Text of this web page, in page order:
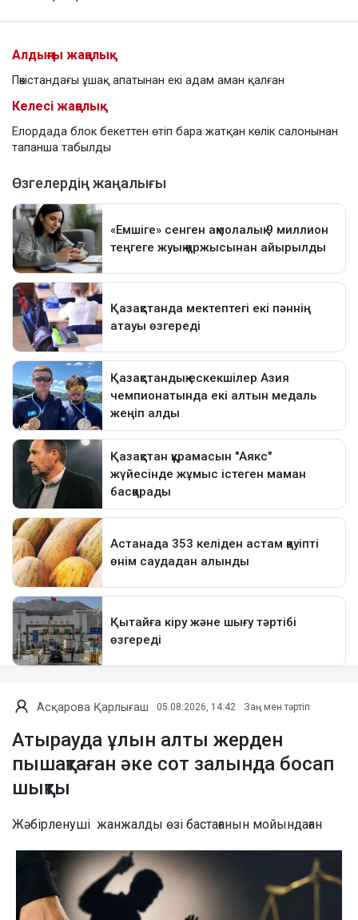
Алдыңғы жаңалық
Пәкістандағы ұшақ апатынан екі адам аман қалған
Келесі жаңалық
Елордада блок бекеттен өтіп бара жатқан көлік салонынан
тапанша табылды
Асқарова Қарлығаш 05.08.2026, 14:42 Заң мен тәртіп
Атырауда ұлын алты жерден
пышақтаған әке сот залында босап
шықты
Жәбірленуші жанжалды өзі бастағанын мойындаған